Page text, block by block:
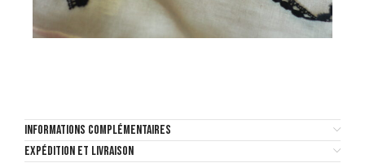
INFORMATIONS COMPLÉMENTAIRES
EXPÉDITION ET LIVRAISON